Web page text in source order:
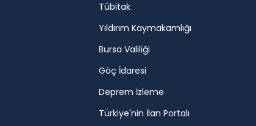
Tübitak
Yıldırım Kaymakamlığı
Bursa Valiliği
Göç İdaresi
Deprem İzleme
Türkiye'nin İlan Portalı